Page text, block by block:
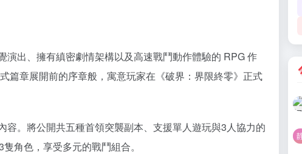
演出、擁有縝密劇情架構以及高速戰鬥動作體驗的 RPG 作
篇章展開前的序章般，寓意玩家在《破界：界限終零》正式
。將公開共五種首領突襲副本、支援單人遊玩與3人協力的
角色，享受多元的戰鬥組合。